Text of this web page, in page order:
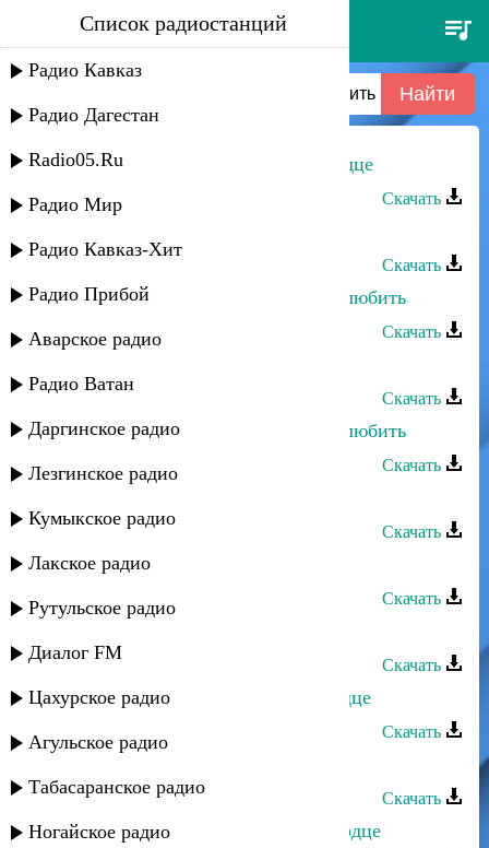
руслан швыдченко - сердце
хочет любить
Список радиостанций
Радио Кавказ
Радио Дагестан
Radio05.Ru
Радио Мир
Радио Кавказ-Хит
Радио Прибой
Аварское радио
Радио Ватан
Даргинское радио
Лезгинское радио
Кумыкское радио
Лакское радио
Рутульское радио
Диалог FM
Цахурское радио
Агульское радио
Табасаранское радио
Ногайское радио
Руслан Рамазанов - Ты в моем сердце
Скачать
Скачать
Загир Магомедов - Каждый хочет любить
Скачать
Скачать
Загир Магомедов - Каждый хочет любить
Скачать
Скачать
Руслан Камалов - А я люблю тебя
Скачать
Скачать
Зарема Гаджиева - Оловянное сердце
Скачать
Скачать
Dag Style feat Shami - Навеки в сердце